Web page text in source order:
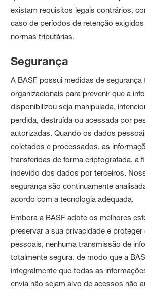
existam requisitos legais contrários,
caso de períodos de retenção
normas tributárias.
Segurança
A BASF possui medidas de segurança
organizacionais para prevenir que a
disponibilizou seja manipulada,
perdida, destruída ou acessada por
autorizadas. Quando os dados
coletados e processados, as
transferidas de forma criptografada, a
indevido dos dados por terceiros.
segurança são continuamente
acordo com a tecnologia adequada.
Embora a BASF adote os melhores
preservar a sua privacidade e
pessoais, nenhuma transmissão de
totalmente segura, de modo que a
integralmente que todas as
envia não sejam alvo de acessos não